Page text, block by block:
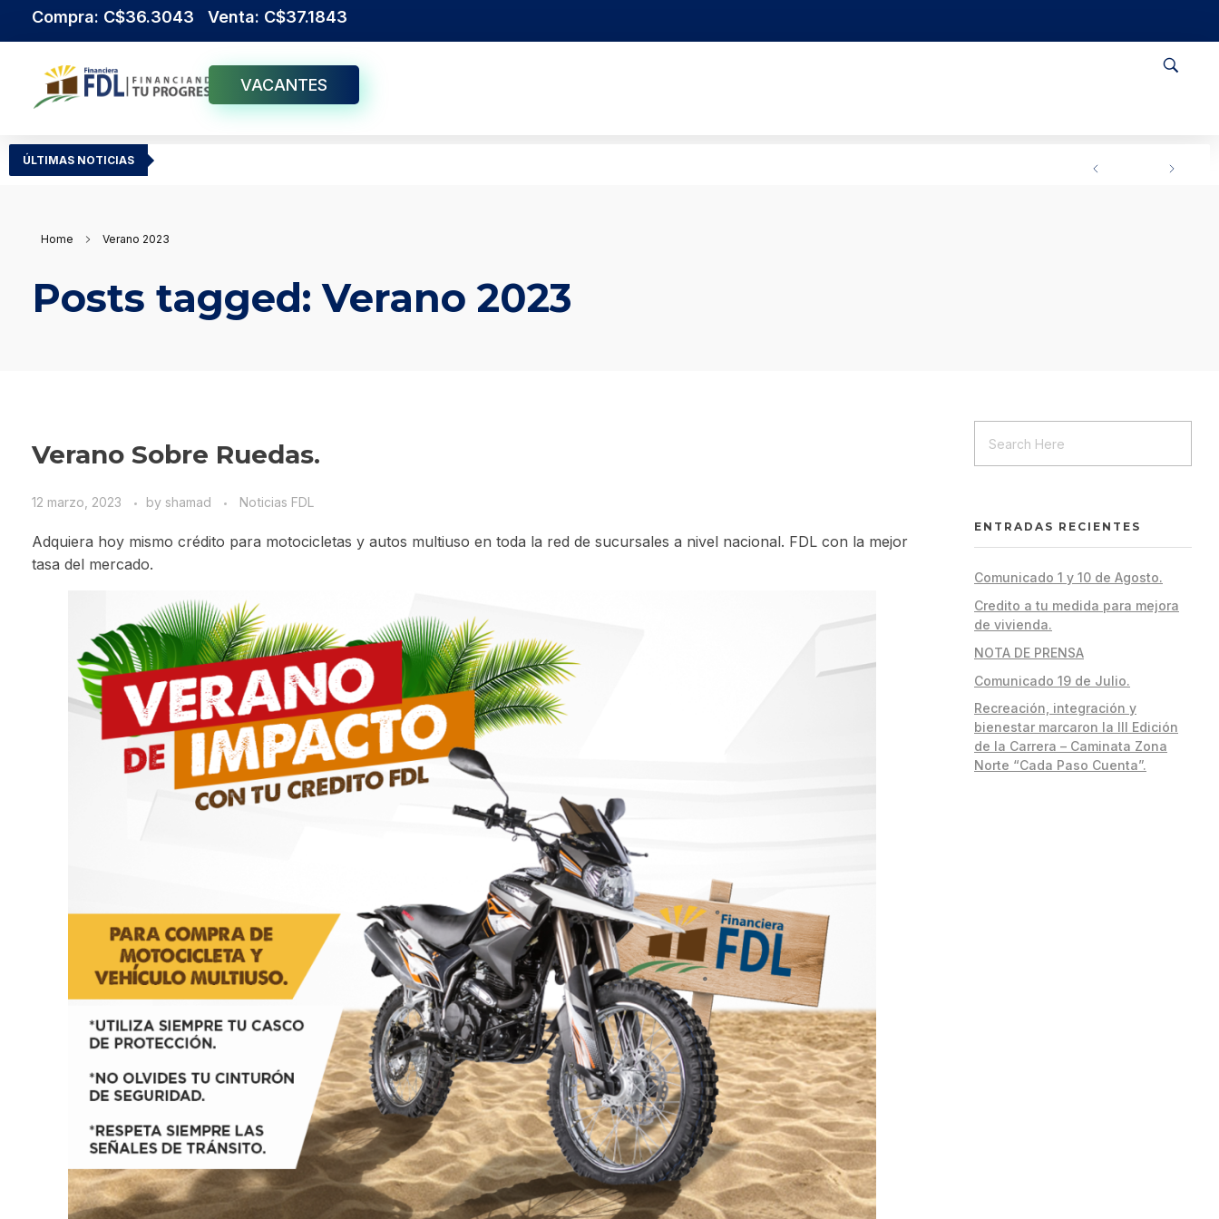
Compra: C$36.3043 Venta: C$37.1843
VACANTES
ÚLTIMAS NOTICIAS
Home Verano 2023
Posts tagged: Verano 2023
Verano Sobre Ruedas.
12 marzo, 2023 by shamad Noticias FDL
Adquiera hoy mismo crédito para motocicletas y autos multiuso en toda la red de sucursales a nivel nacional. FDL con la mejor
tasa del mercado.
ENTRADAS RECIENTES
Comunicado 1 y 10 de Agosto.
Credito a tu medida para mejora
de vivienda.
NOTA DE PRENSA
Comunicado 19 de Julio.
Recreación, integración y
bienestar marcaron la III Edición
de la Carrera – Caminata Zona
Norte “Cada Paso Cuenta”.